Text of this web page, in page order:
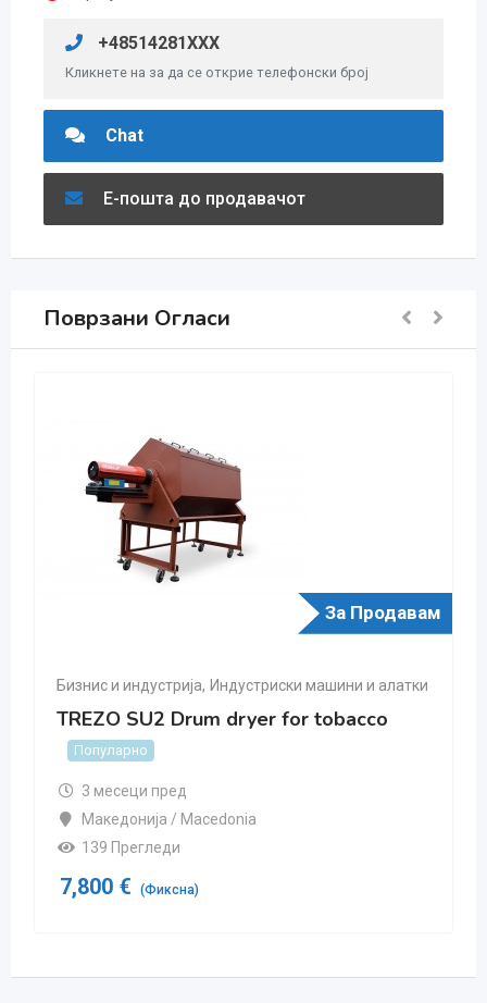
+48514281XXX
Кликнете на за да се открие телефонски број
Chat
Е-пошта до продавачот
Поврзани Огласи
За
Бизнис и индустрија, Индустриски машини и алатки
TREZO G-150T Guillotine (Cutter) for
tobacco leaves
3 месеци пред
Македонија / Macedonia
156 Прегледи
5,600€ (Фиксна)